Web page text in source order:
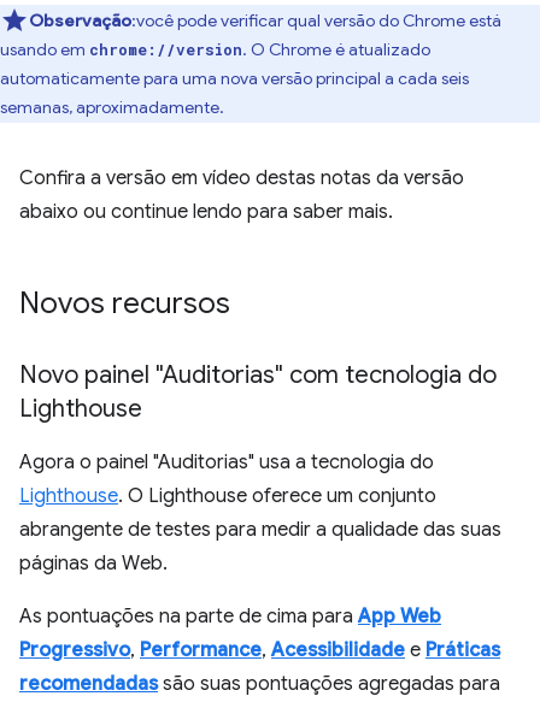
Observação:você pode verificar qual versão do Chrome está
usando em chrome://version. O Chrome é atualizado
automaticamente para uma nova versão principal a cada seis
semanas, aproximadamente.
Confira a versão em vídeo destas notas da versão
abaixo ou continue lendo para saber mais.
Novos recursos
Novo painel "Auditorias" com tecnologia do
Lighthouse
Agora o painel "Auditorias" usa a tecnologia do
Lighthouse. O Lighthouse oferece um conjunto
abrangente de testes para medir a qualidade das suas
páginas da Web.
As pontuações na parte de cima paraApp Web
Progressivo, Performance,Acessibilidade e Práticas
recomendadassão suas pontuações agregadas para